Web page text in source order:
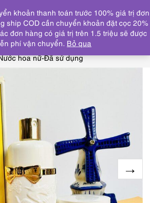
DANH MỤC
HOA
NINA RICCI, JEAN PATOU,
0406-NINA RICCI L’air du temps
hoa nữ-Đã sử dụng
khoản thanh toán trước 100% giá trị đơn
ship COD cần chuyển khoản đặt cọc 20%
đơn hàng có giá trị trên 1.5 triệu sẽ được
phí vận chuyển. Bỏ qua